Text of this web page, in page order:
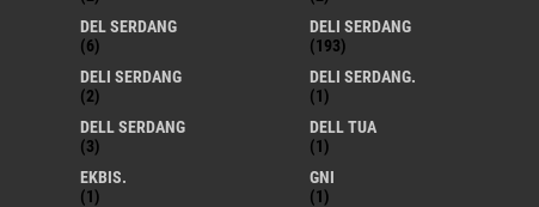
DEL SERDANG
(6)
DELI SERDANG
(193)
DELI SERDANG
(2)
DELI SERDANG.
(1)
DELL SERDANG
(3)
DELL TUA
(1)
EKBIS.
(1)
GNI
(1)